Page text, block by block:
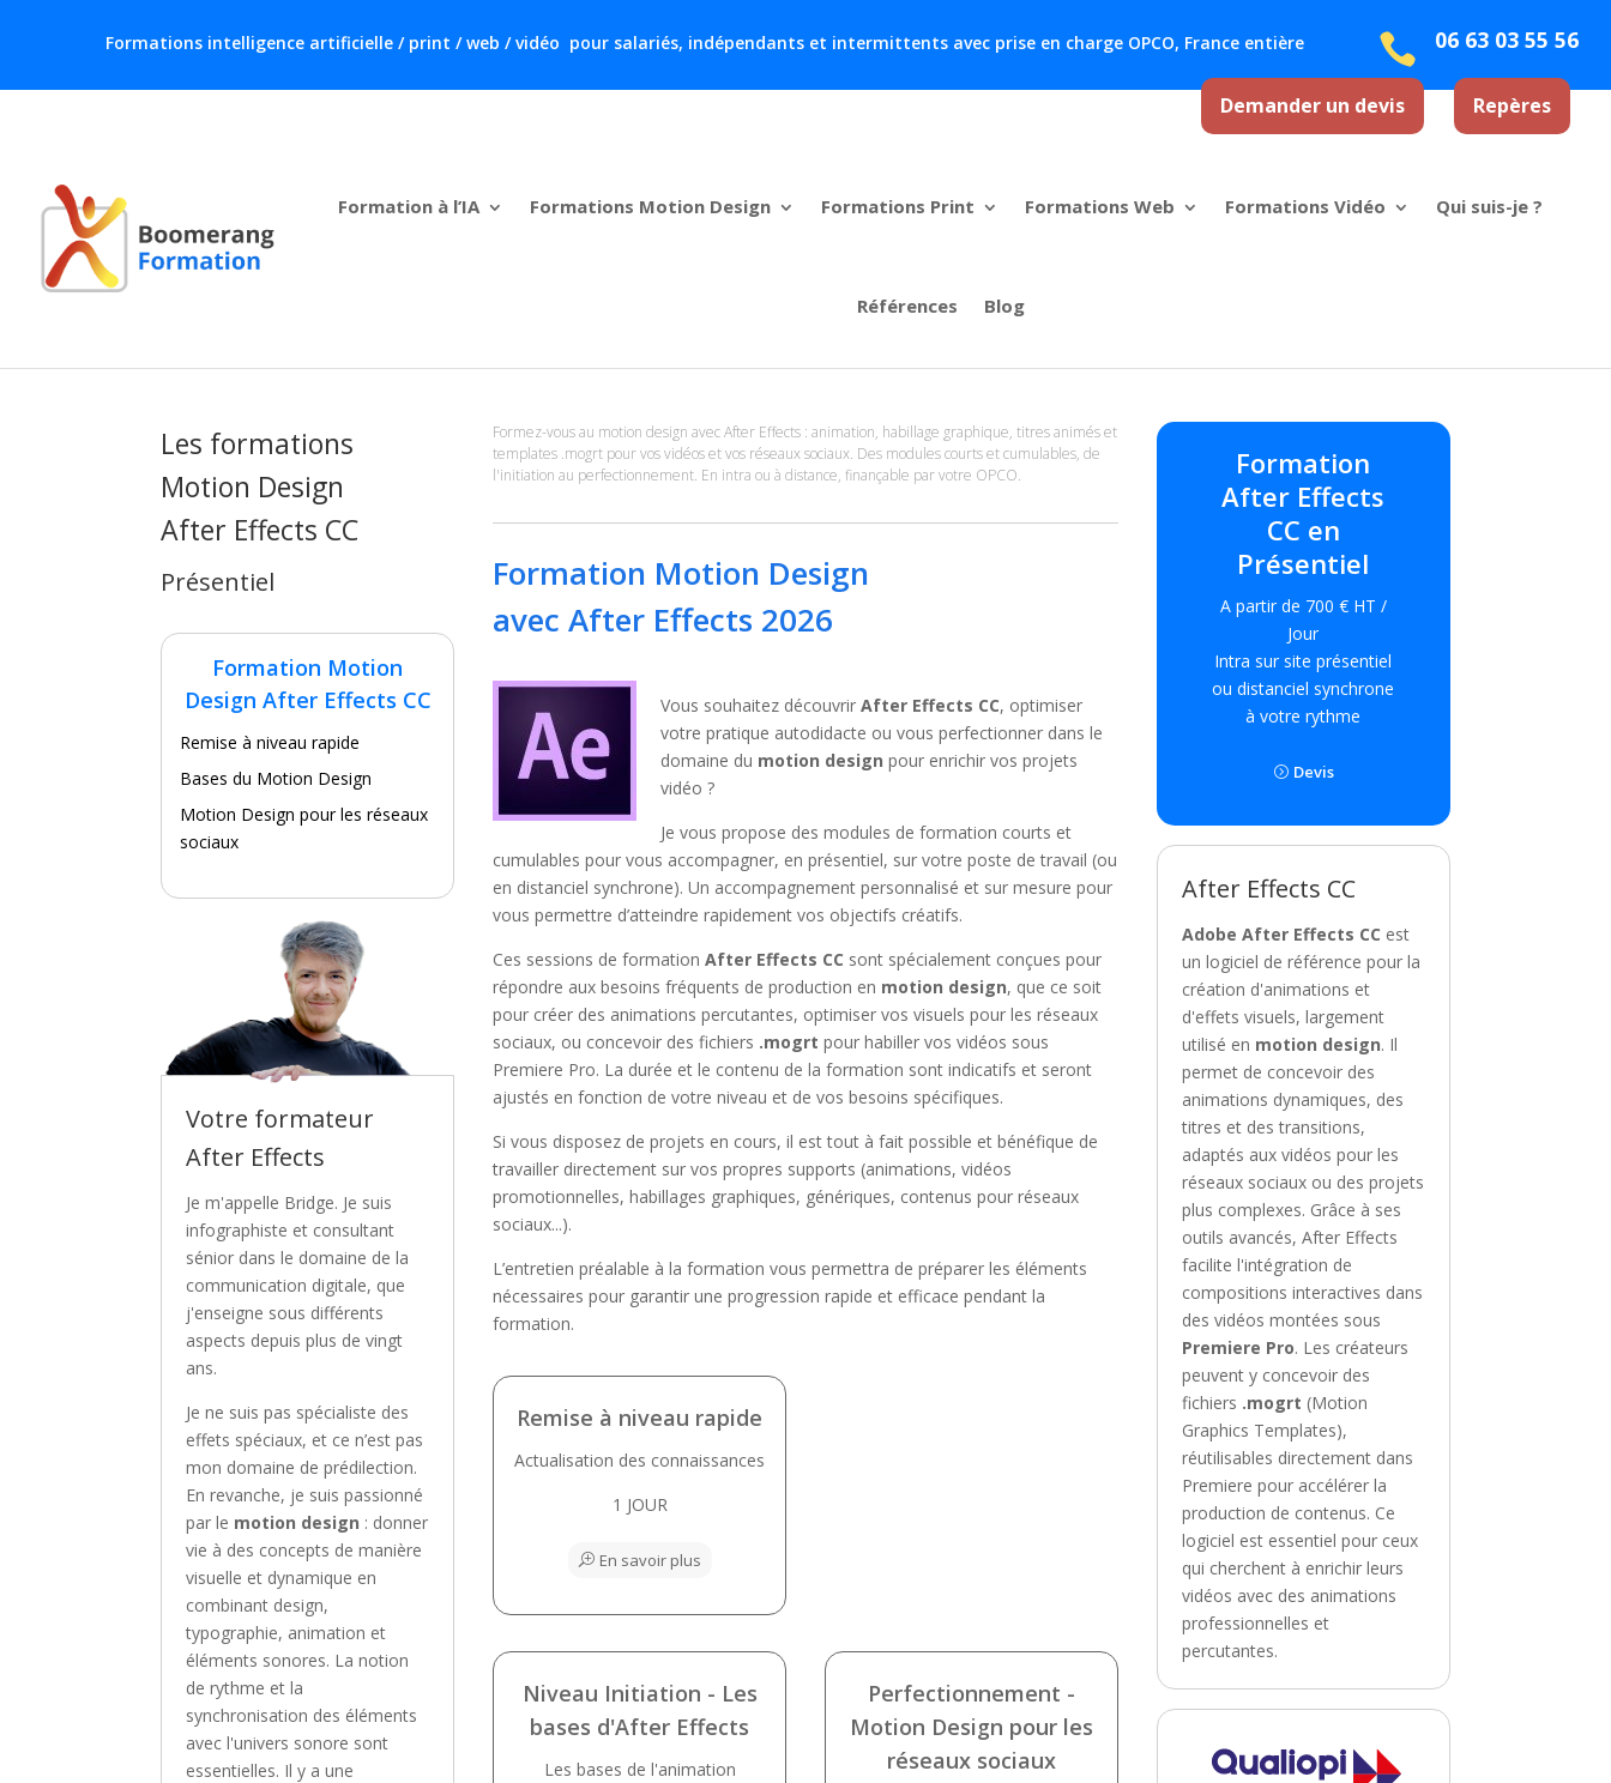
Formations intelligence artificielle / print / web / vidéo pour salariés, indépendants et intermittents avec prise en charge OPCO, France entière  06 63 03 55 56
Demander un devis Repères
Formation à l’IA Formations Motion Design Formations Print Formations Web Formations Vidéo Qui suis-je ?
Références Blog
Les formations
Motion Design
After Effects CC
Présentiel
Formation Motion
Design After Effects CC
Remise à niveau rapide
Bases du Motion Design
Motion Design pour les réseaux
sociaux
Votre formateur
After Effects
Je m'appelle Bridge. Je suis
infographiste et consultant
sénior dans le domaine de la
communication digitale, que
j'enseigne sous différents
aspects depuis plus de vingt
ans.
Je ne suis pas spécialiste des
effets spéciaux, et ce n’est pas
mon domaine de prédilection.
En revanche, je suis passionné
par le motion design : donner
vie à des concepts de manière
visuelle et dynamique en
combinant design,
typographie, animation et
éléments sonores. La notion
de rythme et la
synchronisation des éléments
avec l'univers sonore sont
essentielles. Il y a une
Formez-vous au motion design avec After Effects : animation, habillage graphique, titres animés et
templates .mogrt pour vos vidéos et vos réseaux sociaux. Des modules courts et cumulables, de
l'initiation au perfectionnement. En intra ou à distance, finançable par votre OPCO.
Formation Motion Design
avec After Effects 2026
Vous souhaitez découvrirAfter Effects CC, optimiser
votre pratique autodidacte ou vous perfectionner dans le
domaine du motion design pour enrichir vos projets
vidéo ?
Je vous propose des modules de formation courts et
cumulables pour vous accompagner, en présentiel, sur votre poste de travail (ou
en distanciel synchrone). Un accompagnement personnalisé et sur mesure pour
vous permettre d’atteindre rapidement vos objectifs créatifs.
Ces sessions de formationAfter Effects CC sont spécialement conçues pour
répondre aux besoins fréquents de production en motion design, que ce soit
pour créer des animations percutantes, optimiser vos visuels pour les réseaux
sociaux, ou concevoir des fichiers .mogrt pour habiller vos vidéos sous
Premiere Pro. La durée et le contenu de la formation sont indicatifs et seront
ajustés en fonction de votre niveau et de vos besoins spécifiques.
Si vous disposez de projets en cours, il est tout à fait possible et bénéfique de
travailler directement sur vos propres supports (animations, vidéos
promotionnelles, habillages graphiques, génériques, contenus pour réseaux
sociaux...).
L’entretien préalable à la formation vous permettra de préparer les éléments
nécessaires pour garantir une progression rapide et efficace pendant la
formation.
Remise à niveau rapide
Actualisation des connaissances
1 JOUR
En savoir plus
Niveau Initiation - Les
bases d'After Effects
Les bases de l'animation
Perfectionnement -
Motion Design pour les
réseaux sociaux
Formation
After Effects
CC en
Présentiel
A partir de 700 € HT /
Jour
Intra sur site présentiel
ou distanciel synchrone
à votre rythme
Devis
After Effects CC
Adobe After Effects CC est
un logiciel de référence pour la
création d'animations et
d'effets visuels, largement
utilisé en motion design. Il
permet de concevoir des
animations dynamiques, des
titres et des transitions,
adaptés aux vidéos pour les
réseaux sociaux ou des projets
plus complexes. Grâce à ses
outils avancés, After Effects
facilite l'intégration de
compositions interactives dans
des vidéos montées sous
Premiere Pro. Les créateurs
peuvent y concevoir des
fichiers .mogrt (Motion
Graphics Templates),
réutilisables directement dans
Premiere pour accélérer la
production de contenus. Ce
logiciel est essentiel pour ceux
qui cherchent à enrichir leurs
vidéos avec des animations
professionnelles et
percutantes.